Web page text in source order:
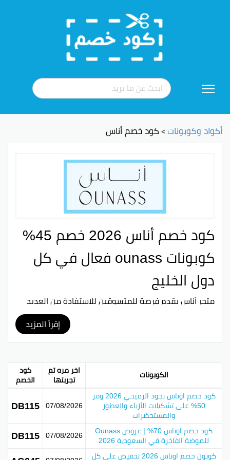
إلى
أكواد وكوبونات>كود خصم أناس
إقرأ المزيد
كود خصم أناس 2026 خصم 45%
كوبونات ounass فعال في كل
دول الخليج
متجر أناس يقدم فرصة للمتسوقين للاستفادة من العديد
من العروض وكود خصم أناس لتوفير المال على المنتجات
المختلفة المتاحة من أبرز الماركات، مع خصومات كبيرة تصل
فاخرة لمجموعة الطاير. المتجر يحتوي على أكثر من 150
علامة تجارية فاخرة من أفضل المصممين في الشرق
الأوسط بالإضافة إلى العلامات التجارية العالمية. يمكنك
شراء الملابس والإكسسوارات وأيضًا مجموعة واسعة من
أدوات المنزل والهدايا. المتجر موجود في دبي ويقوم
بتقديم خدماته لعدة دول في المنطقة، مثل السعودية
والبحرين والكويت وعمان.
المتجر يوفر سياسة إرجاع سهلة للمتسوقين عبر الإنترنت،
الكوبونات اخر مره تم
تجربتها
كود
الخصم
كود خصم اوناس نجود الرميحي 2026 وفر
50% على تشكيلات الأزياء والعطور
والمستحضرات
07/08/2026
DB115
كود خصم اوناس 70% | عروض Ounass
للموضة الفاخرة في السعودية 2026 07/08/2026
DB115
كوبون خصم اوناس 2026 تخفيض على كل